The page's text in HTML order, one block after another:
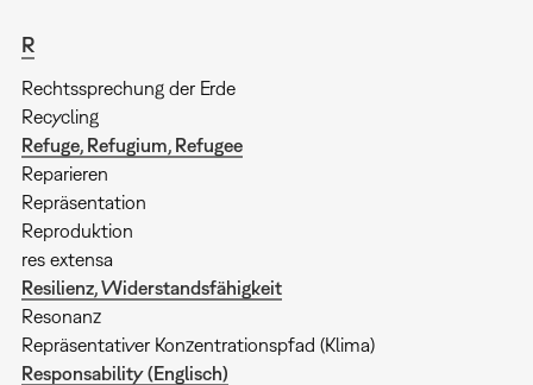
R
Rechtssprechung der Erde
Recycling
Refuge, Refugium, Refugee
Reparieren
Repräsentation
Reproduktion
res extensa
Resilienz, Widerstandsfähigkeit
Resonanz
Repräsentativer Konzentrationspfad (Klima)
Responsability (Englisch)